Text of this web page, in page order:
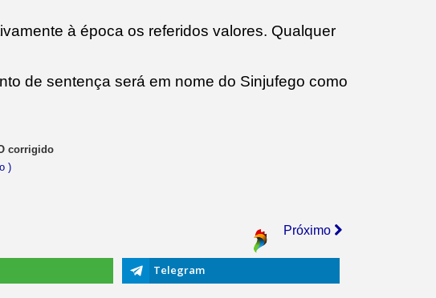
à época os referidos valores. Qualquer
de sentença será em nome do Sinjufego como
corrigido
)
Próximo
Telegram